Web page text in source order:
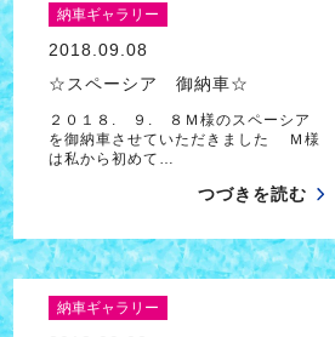
納車ギャラリー
2018.09.08
☆スペーシア 御納車☆
２０１８. ９. ８Ｍ様のスペーシア
を御納車させていただきました Ｍ様
は私から初めて…
つづきを読む
納車ギャラリー